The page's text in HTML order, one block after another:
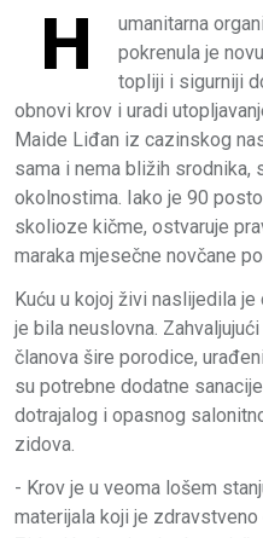
H
umanitarna
pokrenula je
topliji i sigurniji
obnovi krov i uradi
Maide Liđan iz cazinskog
sama i nema bližih
okolnostima. Iako je 90
skolioze kičme, ostvaruje
maraka mjesečne novčane
Kuću u kojoj živi naslijedila
je bila neuslovna.
članova šire porodice,
su potrebne dodatne
dotrajalog i opasnog
zidova.
- Krov je u veoma lošem
materijala koji je